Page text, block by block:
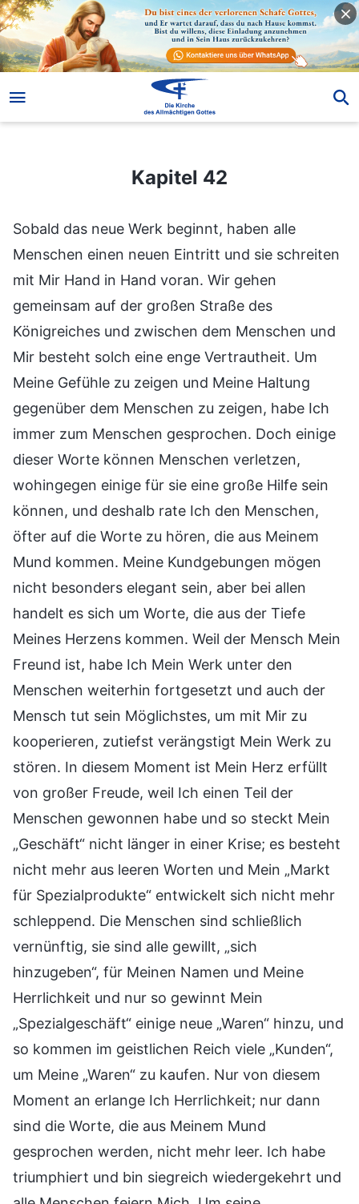
Kapitel 42
Sobald das neue Werk beginnt, haben alle
Menschen einen neuen Eintritt und sie schreiten
mit Mir Hand in Hand voran. Wir gehen
gemeinsam auf der großen Straße des
Königreiches und zwischen dem Menschen und
Mir besteht solch eine enge Vertrautheit. Um
Meine Gefühle zu zeigen und Meine Haltung
gegenüber dem Menschen zu zeigen, habe Ich
immer zum Menschen gesprochen. Doch einige
dieser Worte können Menschen verletzen,
wohingegen einige für sie eine große Hilfe sein
können, und deshalb rate Ich den Menschen,
öfter auf die Worte zu hören, die aus Meinem
Mund kommen. Meine Kundgebungen mögen
nicht besonders elegant sein, aber bei allen
handelt es sich um Worte, die aus der Tiefe
Meines Herzens kommen. Weil der Mensch Mein
Freund ist, habe Ich Mein Werk unter den
Menschen weiterhin fortgesetzt und auch der
Mensch tut sein Möglichstes, um mit Mir zu
kooperieren, zutiefst verängstigt Mein Werk zu
stören. In diesem Moment ist Mein Herz erfüllt
von großer Freude, weil Ich einen Teil der
Menschen gewonnen habe und so steckt Mein
„Geschäft“ nicht länger in einer Krise; es besteht
nicht mehr aus leeren Worten und Mein „Markt
für Spezialprodukte“ entwickelt sich nicht mehr
schleppend. Die Menschen sind schließlich
vernünftig, sie sind alle gewillt, „sich
hinzugeben“, für Meinen Namen und Meine
Herrlichkeit und nur so gewinnt Mein
„Spezialgeschäft“ einige neue „Waren“ hinzu, und
so kommen im geistlichen Reich viele „Kunden“,
um Meine „Waren“ zu kaufen. Nur von diesem
Moment an erlange Ich Herrlichkeit; nur dann
sind die Worte, die aus Meinem Mund
gesprochen werden, nicht mehr leer. Ich habe
triumphiert und bin siegreich wiedergekehrt und